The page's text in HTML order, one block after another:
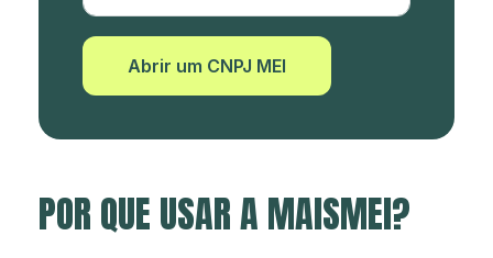
Abrir um CNPJ MEI
POR QUE USAR A MAISMEI?